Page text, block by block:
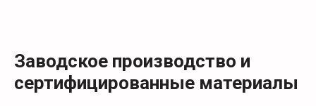
Заводское производство и
сертифицированные материалы